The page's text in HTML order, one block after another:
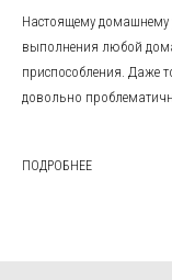
Настоящему домашнему
выполнения любой
приспособления. Даже
довольно
ПОДРОБНЕЕ